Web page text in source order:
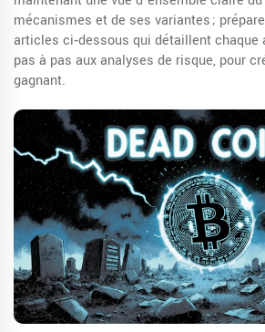
mécanismes et de ses variantes ;
articles ci‑dessous qui détaillent chaque
pas à pas aux analyses de risque, pour
gagnant.